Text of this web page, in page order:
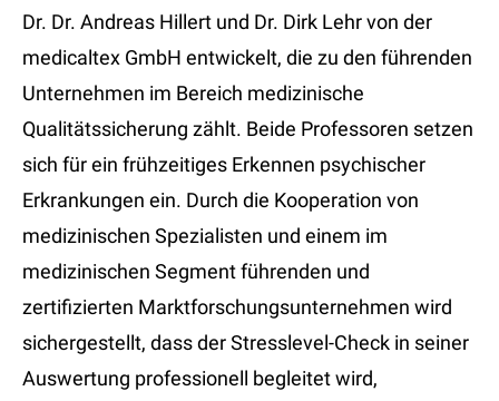
Dr. Dr. Andreas Hillert und Dr. Dirk Lehr von der
medicaltex GmbH entwickelt, die zu den führenden
Unternehmen im Bereich medizinische
Qualitätssicherung zählt. Beide Professoren setzen
sich für ein frühzeitiges Erkennen psychischer
Erkrankungen ein. Durch die Kooperation von
medizinischen Spezialisten und einem im
medizinischen Segment führenden und
zertifizierten Marktforschungsunternehmen wird
sichergestellt, dass der Stresslevel-Check in seiner
Auswertung professionell begleitet wird,